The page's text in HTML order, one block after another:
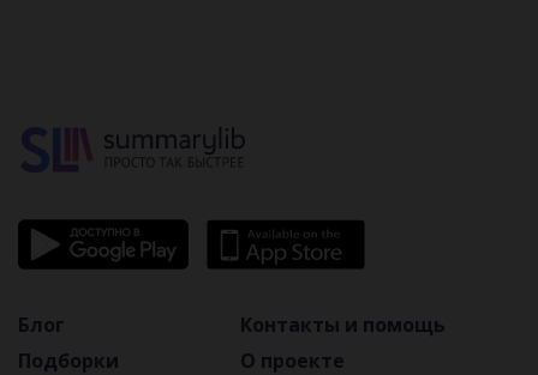
Блог
Подборки
Контакты и помощь
О проекте